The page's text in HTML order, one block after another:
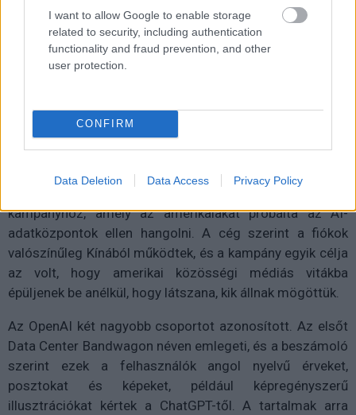
I want to allow Google to enable storage
related to security, including authentication
functionality and fraud prevention, and other
user protection.
CONFIRM
Data Deletion Data Access Privacy Policy
Hajdú Gábor| 2026 június 14. 20:04
Az OpenAI szerint hamis profilok
Az OpenAI új jelentése szerint kínai hátterű felhasználók
kampányhoz, amely az amerikaiakat próbálta az AI-
adatközpontok ellen hangolni. A cég szerint a fiókok
valószínűleg Kínából működtek, és a kampány egyik célja
az volt, hogy amerikai közösségi médiás vitákba
épüljenek be anélkül, hogy látszana, kik állnak mögöttük.
Az OpenAI két nagyobb csoportot azonosított. Az elsőt
Data Center Bandwagon néven emlegeti, és a beszámoló
szerint ezek a felhasználók angol nyelvű érveket,
posztokat és képeket, például képregényszerű
illusztrációkat kértek a ChatGPT-től. A tartalmak arra